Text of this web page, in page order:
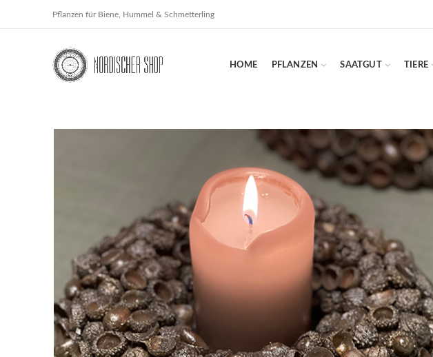
Pflanzen für Biene, Hummel & Schmetterling
HOME PFLANZEN SAATGUT TIERE